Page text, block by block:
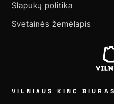
Slapukų politika
Svetainės žemėlapis
VILNIAUS KINO BIURAS